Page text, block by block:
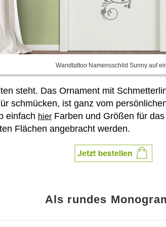
Wandtattoo Namensschild Sunny auf
steht. Das Ornament mit
schmücken, ist ganz vom
einfach hier Farben und Größen für
Flächen angebracht werden.
Als rundes